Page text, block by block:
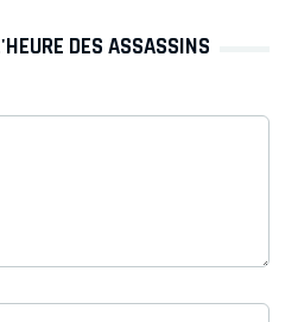
DES ASSASSINS